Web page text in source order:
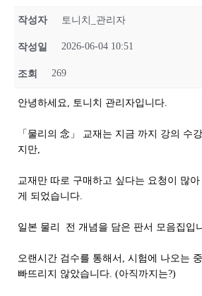
작성자 토니치_관리자
작성일 2026-06-04 10:51
조회 269
안녕하세요, 토니치 관리자입니다.
「물리의 念」 교재는 지금 까지 강의 수
지만,
교재만 따로 구매하고 싶다는 요청이 많
게 되었습니다.
일본 물리 전 개념을 담은 판서 모음집입
오랜시간 검수를 통해서, 시험에 나오는
빠뜨리지 않았습니다. (아직까지는?)